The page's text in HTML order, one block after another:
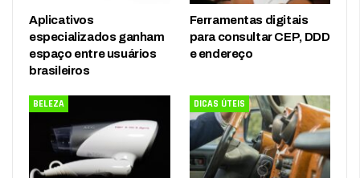
Aplicativos
especializados ganham
espaço entre usuários
brasileiros
Ferramentas digitais
para consultar CEP, DDD
e endereço
BELEZA DICAS ÚTEIS